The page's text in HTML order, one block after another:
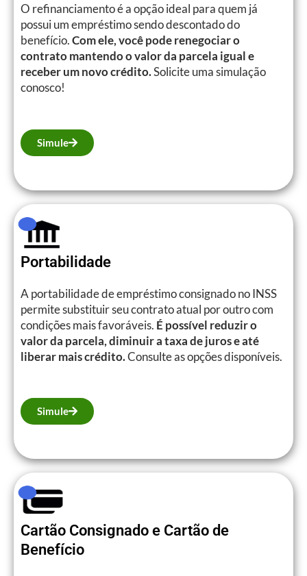
O refinanciamento é a opção ideal para quem já
possui um empréstimo sendo descontado do
benefício.Com ele, você pode renegociar o
contrato mantendo o valor da parcela igual e
receber um novo crédito.Solicite uma simulação
conosco!
Simule
Portabilidade
A portabilidade de empréstimo consignado no INSS
permite substituir seu contrato atual por outro com
condições mais favoráveis. É possível reduzir o
valor da parcela, diminuir a taxa de juros e até
liberar mais crédito.Consulte as opções disponíveis.
Simule
Cartão Consignado e Cartão de
Benefício